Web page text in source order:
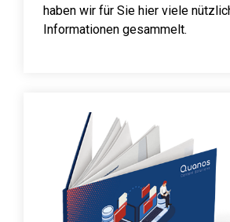
haben wir für Sie hier viele
Informationen gesammelt.